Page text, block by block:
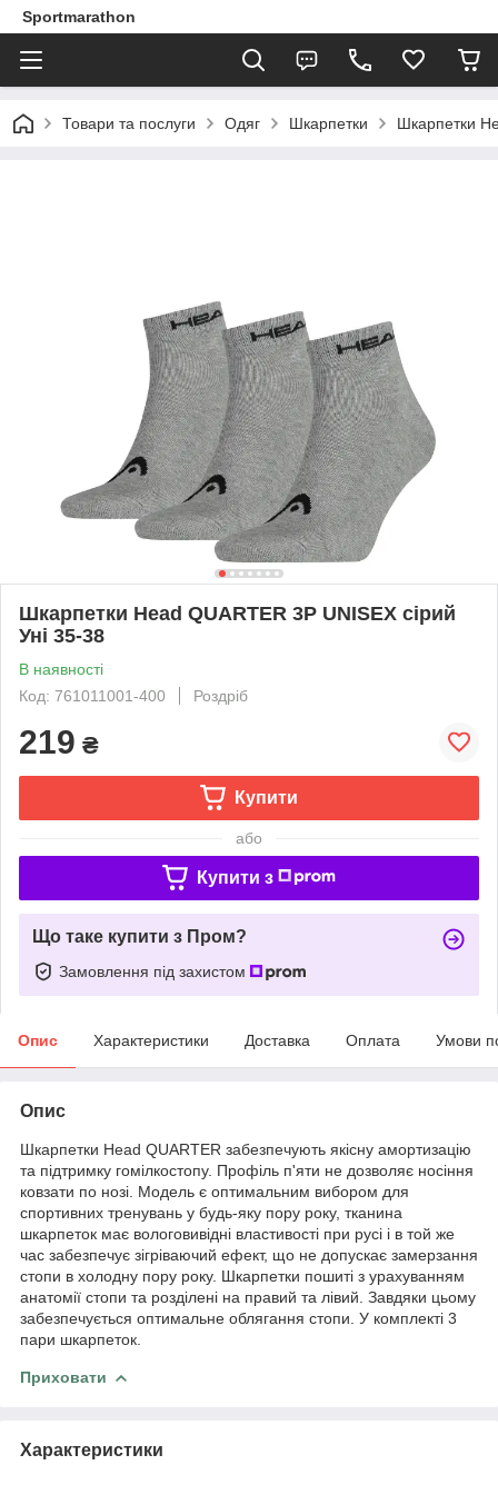
Sportmarathon
Товари та послуги Одяг Шкарпетки Шкарпетки
Шкарпетки Head QUARTER 3P UNISEX сірий
Уні 35-38
В наявності
Код: 761011001-400
Роздріб
219 ₴
Купити
або
Купити з
Що таке купити з Пром?
Замовлення під захистом
Опис Характеристики Доставка Оплата Умови
Опис
Шкарпетки Head QUARTER забезпечують якісну амортизацію
та підтримку гомілкостопу. Профіль п'яти не дозволяє носіння
ковзати по нозі. Модель є оптимальним вибором для
спортивних тренувань у будь-яку пору року, тканина
шкарпеток має вологовивідні властивості при русі і в той же
час забезпечує зігріваючий ефект, що не допускає замерзання
стопи в холодну пору року. Шкарпетки пошиті з урахуванням
анатомії стопи та розділені на правий та лівий. Завдяки цьому
забезпечується оптимальне облягання стопи. У комплекті 3
пари шкарпеток.
Приховати
Характеристики